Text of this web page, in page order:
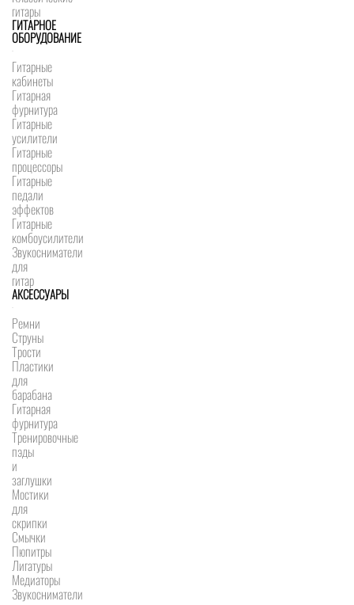
гитары
ГИТАРНОЕ
ОБОРУДОВАНИЕ
Гитарные
кабинеты
Гитарная
фурнитура
Гитарные
усилители
Гитарные
процессоры
Гитарные
педали
эффектов
Гитарные
комбоусилители
Звукосниматели
для
гитар
АКСЕССУАРЫ
Ремни
Струны
Трости
Пластики
для
барабана
Гитарная
фурнитура
Тренировочные
пэды
и
заглушки
Мостики
для
скрипки
Смычки
Пюпитры
Лигатуры
Медиаторы
Звукосниматели